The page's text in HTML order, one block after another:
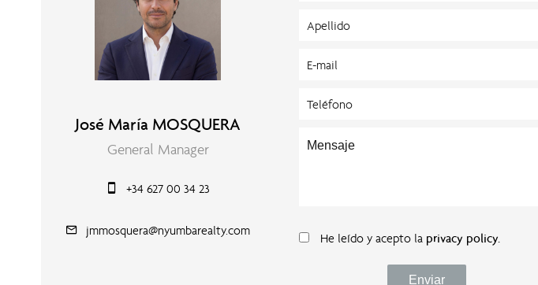
José María MOSQUERA
General Manager
+34 627 00 34 23
jmmosquera@nyumbarealty.com
He leído y acepto la privacy policy.
Enviar